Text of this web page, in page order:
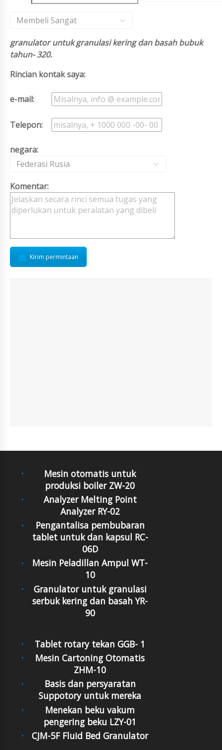
Membeli Sangat
granulator untuk granulasi kering dan basah bubuk
tahun- 320.
Rincian kontak saya:
e-mail:
Telepon:
negara:
Federasi Rusia
Komentar:
Kirim permintaan
Mesin otomatis untuk
produksi boiler ZW-20
Analyzer Melting Point
Analyzer RY-02
Pengantalisa pembubaran
tablet untuk dan kapsul RC-
06D
Mesin Peladillan Ampul WT-
10
Granulator untuk granulasi
serbuk kering dan basah YR-
90
Tablet rotary tekan GGB- 1
Mesin Cartoning Otomatis
ZHM-10
Basis dan persyaratan
Suppotory untuk mereka
Menekan beku vakum
pengering beku LZY-01
CJM-5F Fluid Bed Granulator